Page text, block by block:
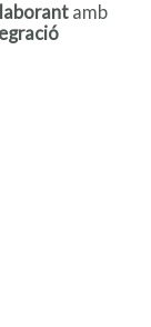
amb